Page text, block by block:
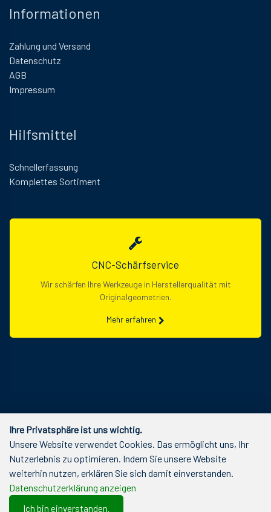
Informationen
Zahlung und Versand
Datenschutz
AGB
Impressum
Hilfsmittel
Schnellerfassung
Komplettes Sortiment
CNC-Schärfservice
Wir schärfen Ihre Werkzeuge in Herstellerqualität mit
Originalgeometrien.
Mehr erfahren
Ihre Privatsphäre ist uns wichtig.
Unsere Website verwendet Cookies. Das ermöglicht uns, Ihr
Nutzerlebnis zu optimieren. Indem Sie unsere Website
weiterhin nutzen, erklären Sie sich damit einverstanden.
Datenschutzerklärung anzeigen
Ich bin einverstanden.